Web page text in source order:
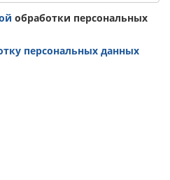
обработки персональных
персональных данных